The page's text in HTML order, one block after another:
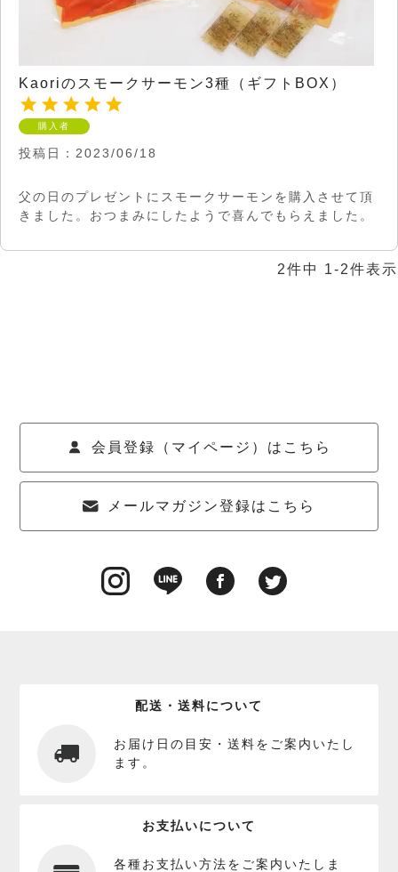
Kaoriのスモークサーモン3種（ギフトBOX）
購入者
投稿日 2023/06/18
父の日のプレゼントにスモークサーモンを購入させて頂
きました。おつまみにしたようで喜んでもらえました。
2件中 1-2件表示
会員登録（マイページ）はこちら
メールマガジン登録はこちら
配送・送料について
お届け日の目安・送料をご案内いたし
ます。
お支払いについて
各種お支払い方法をご案内いたしま